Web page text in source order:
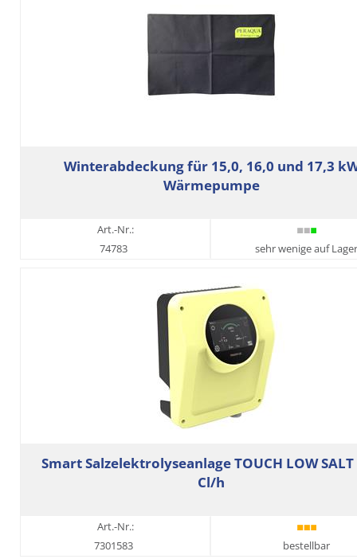
Winterabdeckung für 15,0, 16,0 und 17,3
Wärmepumpe
Art.-Nr.:
74783
sehr wenige auf Lager
Smart Salzelektrolyseanlage TOUCH LOW SALT
Cl/h
Art.-Nr.:
7301583
bestellbar